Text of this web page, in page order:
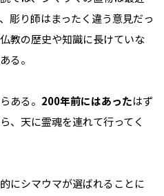
彫り師はまったく違う意見だっ
教の歴史や知識に長けていな
る。
ある。 200年前にはあったはず
、天に霊魂を連れて行ってく
にシマウマが選ばれることに